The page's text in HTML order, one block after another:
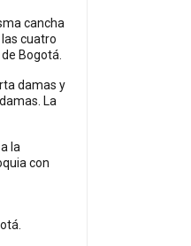
cancha
cuatro
Bogotá.
damas y
La
la
con